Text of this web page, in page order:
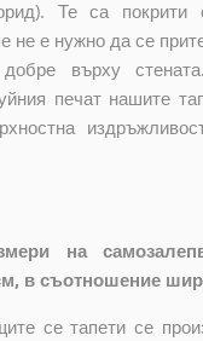
Те са
не е нужно да се
върху
печат нашите
на
в съотношение
се тапети се